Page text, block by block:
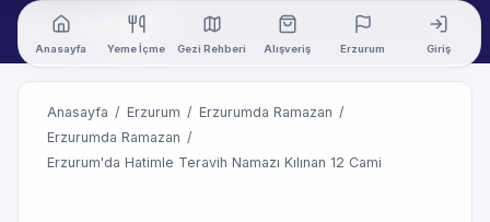
Anasayfa Yeme İçme Gezi Rehberi Alışveriş Erzurum Giriş
Anasayfa / Erzurum / Erzurumda Ramazan /
Erzurumda Ramazan /
Erzurum'da Hatimle Teravih Namazı Kılınan 12 Cami